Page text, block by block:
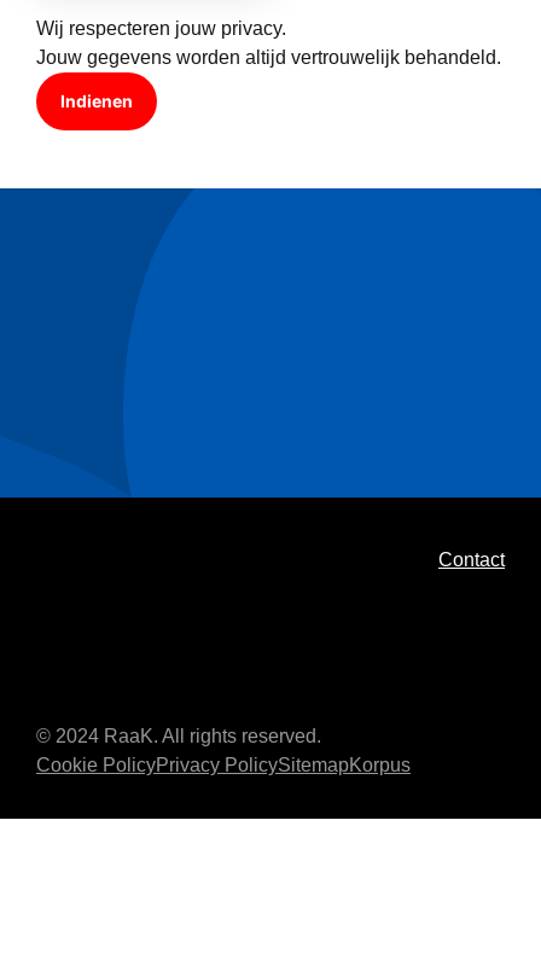
Wij respecteren jouw privacy.
Jouw gegevens worden altijd vertrouwelijk behandeld.
Indienen
Contact
© 2024 RaaK. All rights reserved.
Cookie PolicyPrivacy PolicySitemapKorpus